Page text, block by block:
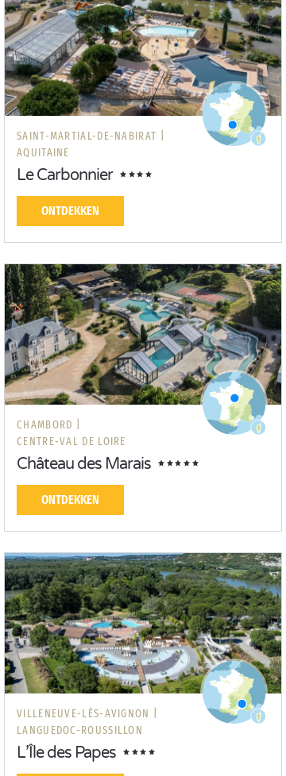
SAINT-MARTIAL-DE-NABIRAT |
AQUITAINE
Le Carbonnier
ONTDEKKEN
CHAMBORD |
CENTRE-VAL DE LOIRE
Château des Marais
ONTDEKKEN
VILLENEUVE-LÈS-AVIGNON |
LANGUEDOC-ROUSSILLON
L’Île des Papes